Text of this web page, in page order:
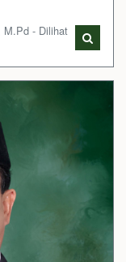
M.Pd - Dilihat